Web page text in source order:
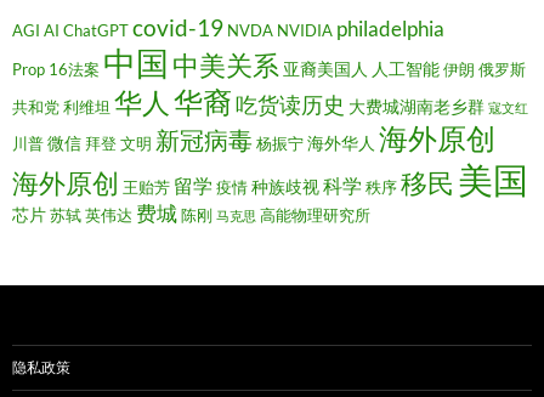
AGI AI ChatGPTcovid-19 NVDA NVIDIA philadelphia
Prop 16法案 中国 中美关系 亚裔美国人 人工智能伊朗 俄罗斯
共和党利维坦 华人 华裔吃货读历史 大费城湖南老乡群 寇文红
川普微信 拜登文明 新冠病毒杨振宁海外华人 海外原创
海外原创 王贻芳 留学 疫情种族歧视科学 秩序移民 美国
芯片苏轼英伟达 费城陈刚 马克思 高能物理研究所
隐私政策